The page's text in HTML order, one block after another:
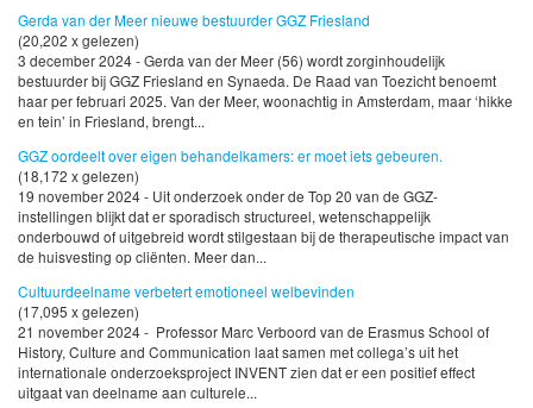
Gerda van der Meer nieuwe bestuurder GGZ Friesland
(20,202 x gelezen)
3 december 2024 - Gerda van der Meer (56) wordt zorginhoudelijk
bestuurder bij GGZ Friesland en Synaeda. De Raad van Toezicht benoemt
haar per februari 2025. Van der Meer, woonachtig in Amsterdam, maar ‘hikke
en tein’ in Friesland, brengt...
GGZ oordeelt over eigen behandelkamers: er moet iets gebeuren.
(18,172 x gelezen)
19 november 2024 - Uit onderzoek onder de Top 20 van de GGZ-
instellingen blijkt dat er sporadisch structureel, wetenschappelijk
onderbouwd of uitgebreid wordt stilgestaan bij de therapeutische impact van
de huisvesting op cliënten. Meer dan...
Cultuurdeelname verbetert emotioneel welbevinden
(17,095 x gelezen)
21 november 2024 - Professor Marc Verboord van de Erasmus School of
History, Culture and Communication laat samen met collega’s uit het
internationale onderzoeksproject INVENT zien dat er een positief effect
uitgaat van deelname aan culturele...